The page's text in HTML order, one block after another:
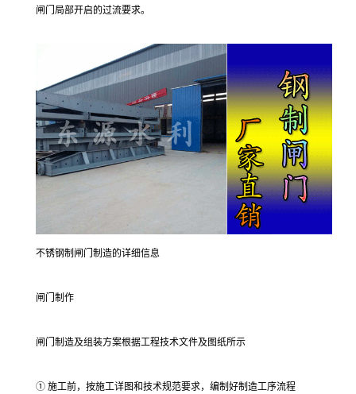
闸门局部开启的过流要求。
不锈钢制闸门制造的详细信息
闸门制作
闸门制造及组装方案根据工程技术文件及图纸所示
① 施工前，按施工详图和技术规范要求，编制好制造工序流程